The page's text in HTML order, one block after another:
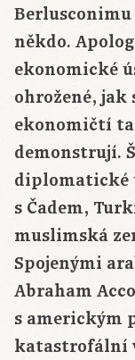
Berlusconimu
někdo.
ekonomické
ohrožené, jak
ekonomičtí
demonstrují.
diplomatické
s Čadem,
muslimská
Spojenými
Abraham
s americkým
katastrofální